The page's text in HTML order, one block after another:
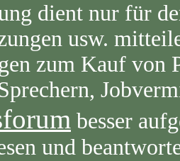
dient nur für
usw.
zum Kauf von
besser
und